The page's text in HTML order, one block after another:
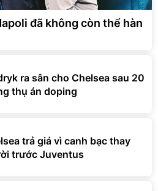
đã không còn thể hàn
ra sân cho Chelsea sau 20
thụ án doping
trả giá vì canh bạc thay
trước Juventus